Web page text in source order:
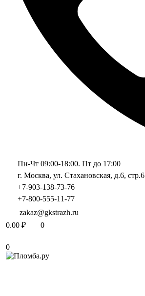
Пн-Чт 09:00-18:00. Пт до 17:00
г. Москва, ул. Стахановская, д.6, стр.6
+7-903-138-73-76
+7-800-555-11-77
zakaz@gkstrazh.ru
0.00 ₽ 0
0